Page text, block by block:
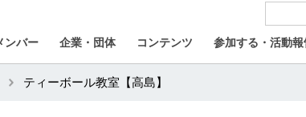
ンバー 企業・団体 コンテンツ 参加する・活動報
ティーボール教室【高島】